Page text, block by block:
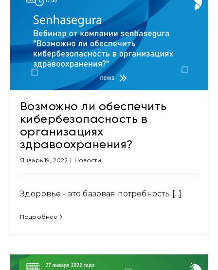
Возможно ли обеспечить
кибербезопасность в
организациях
здравоохранения?
Январь 19, 2022 | Новости
Здоровье - это базовая потребность [...]
Подробнее